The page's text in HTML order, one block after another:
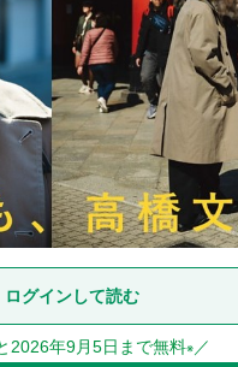
ログインして読む
2026年9月5日まで無料※ ／